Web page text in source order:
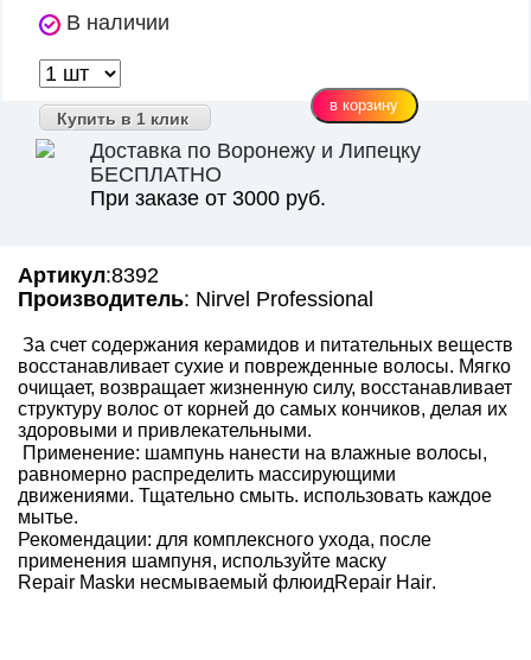
В наличии
Купить в 1 клик
Доставка по Воронежу и Липецку
БЕСПЛАТНО
При заказе от 3000 руб.
Артикул:8392
Производитель: Nirvel Professional
За счет содержания керамидов и питательных веществ
восстанавливает сухие и поврежденные волосы. Мягко
очищает, возвращает жизненную силу, восстанавливает
структуру волос от корней до самых кончиков, делая их
здоровыми и привлекательными.
Применение: шампунь нанести на влажные волосы,
равномерно распределить массирующими
движениями. Тщательно смыть. использовать каждое
мытье.
Рекомендации: для комплексного ухода, после
применения шампуня, используйте маску
Repair Maskи несмываемый флюидRepair Hair.